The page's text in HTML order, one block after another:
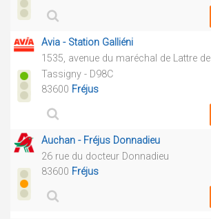
Avia - Station Galliéni
1535, avenue du maréchal de Lattre de
Tassigny - D98C
83600 Fréjus
Auchan - Fréjus Donnadieu
26 rue du docteur Donnadieu
83600 Fréjus